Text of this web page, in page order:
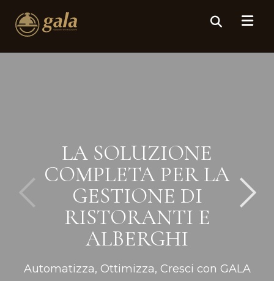
LA SOLUZIONE
COMPLETA PER LA
GESTIONE DI
RISTORANTI E
ALBERGHI
Automatizza, Ottimizza, Cresci con GALA